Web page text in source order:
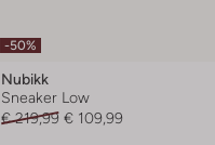
-50%
Nubikk
Sneaker Low
€ 219,99 € 109,99